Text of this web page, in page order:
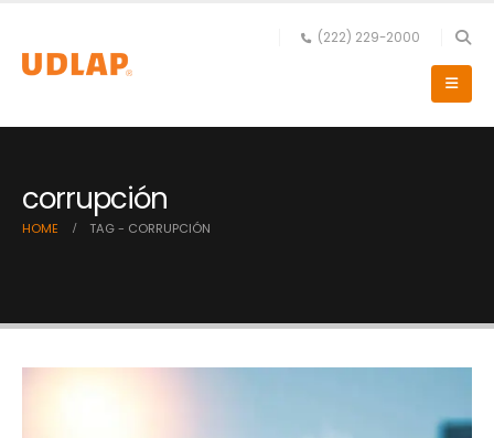
(222) 229-2000
corrupción
HOME TAG - CORRUPCIÓN